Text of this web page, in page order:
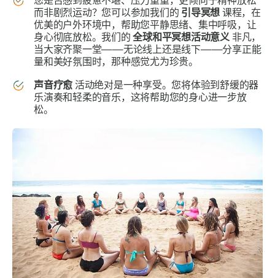
而非剧烈运动？您可以参加我们的 引导冥想 课程，在
优美的户外环境中，帮助您平静思绪、集中呼吸，让
身心彻底放松。我们的全球和平冥想活动意义非凡，
当大家齐聚一堂——无论线上还是线下——分享正能
量和美好氛围时，那种感觉尤为珍贵。
声音疗愈活动绝对是一种享受。您将体验到舒缓的器
乐演奏和轻柔的音乐，这将帮助您的身心进一步放
松。